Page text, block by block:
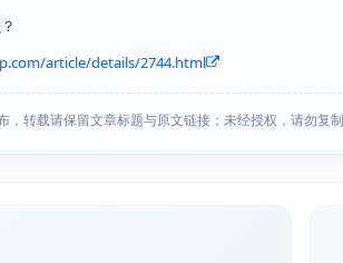
article/details/2744.html
转载请保留文章标题与原文链接；未经授权，请勿复